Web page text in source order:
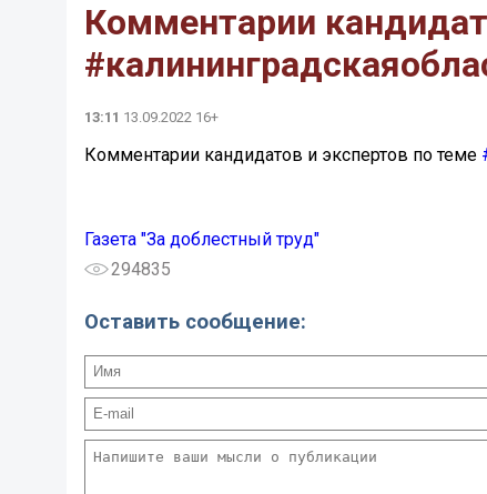
Комментарии
13:11 13.09.2022 16+
Комментарии кандидатов и экспертов по теме
Газета "За доблестный труд"
294835
Оставить сообщение: